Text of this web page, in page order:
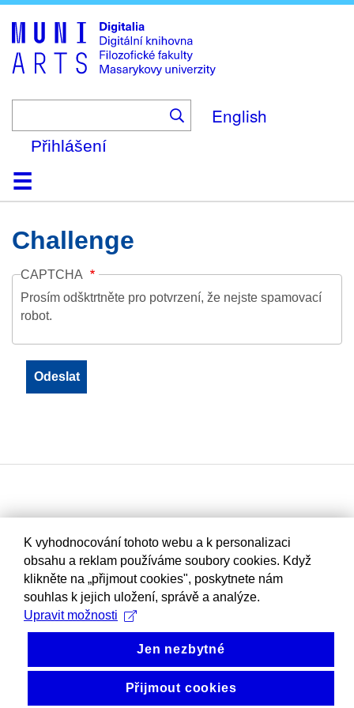
to
main
content
English
Přihlášení
DomůKolekce
Prohlížení
Vyhledávání
O platformě
Nápověda
KontaktDigitalia
Challenge
CAPTCHA
Prosím odšktrtněte pro potvrzení, že nejste spamovací
robot.
K vyhodnocování tohoto webu a k personalizaci
obsahu a reklam používáme soubory cookies. Když
klikněte na „přijmout cookies", poskytnete nám
souhlas k jejich uložení, správě a analýze.
Upravit možnosti
Jen nezbytné
Přijmout cookies